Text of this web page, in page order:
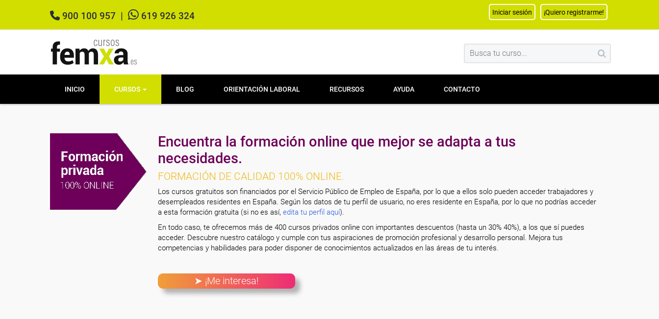
900 100 957 619 926 324 Iniciar sesión ¡Quiero registrarme!
INICIO CURSOS BLOG ORIENTACIÓN LABORAL RECURSOS AYUDA CONTACTO
Encuentra la formación online que mejor se adapta a tus
necesidades.
FORMACIÓN DE CALIDAD 100% ONLINE.
Los cursos gratuitos son financiados por el Servicio Público de Empleo de España, por lo que a ellos solo pueden acceder trabajadores y
desempleados residentes en España. Según los datos de tu perfil de usuario, no eres residente en España, por lo que no podrías acceder
a esta formación gratuita (si no es así, edita tu perfil aquí).
En todo caso, te ofrecemos más de 400 cursos privados online con importantes descuentos (hasta un 30% 40%), a los que sí puedes
acceder. Descubre nuestro catálogo y cumple con tus aspiraciones de promoción profesional y desarrollo personal. Mejora tus
competencias y habilidades para poder disponer de conocimientos actualizados en las áreas de tu interés.
➤ ¡Me interesa!